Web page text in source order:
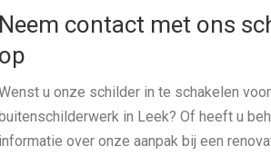
contact met ons
u onze schilder in te schakelen
in Leek? Of heeft u
over onze aanpak bij een